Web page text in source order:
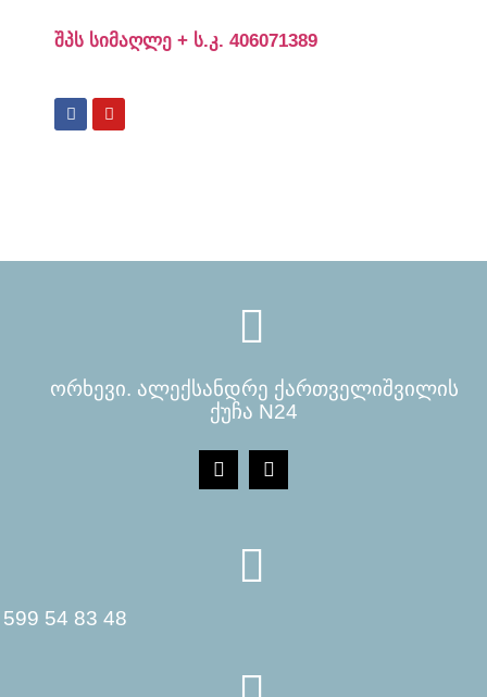
შპს სიმაღლე + ს.კ. 406071389
ორხევი. ალექსანდრე ქართველიშვილის
ქუჩა N24
54 83 48